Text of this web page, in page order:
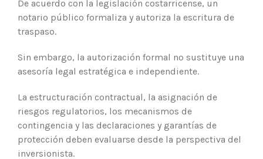
De acuerdo con la legislación costarricense, un
notario público formaliza y autoriza la escritura de
traspaso.
Sin embargo, la autorización formal no sustituye una
asesoría legal estratégica e independiente.
La estructuración contractual, la asignación de
riesgos regulatorios, los mecanismos de
contingencia y las declaraciones y garantías de
protección deben evaluarse desde la perspectiva del
inversionista.